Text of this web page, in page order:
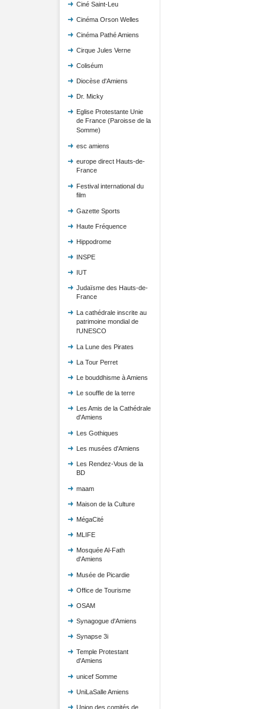
Ciné Saint-Leu
Cinéma Orson Welles
Cinéma Pathé Amiens
Cirque Jules Verne
Coliséum
Diocèse d'Amiens
Dr. Micky
Eglise Protestante Unie
de France (Paroisse de la
Somme)
esc amiens
europe direct Hauts-de-
France
Festival international du
film
Gazette Sports
Haute Fréquence
Hippodrome
INSPE
IUT
Judaïsme des Hauts-de-
France
La cathédrale inscrite au
patrimoine mondial de
l'UNESCO
La Lune des Pirates
La Tour Perret
Le bouddhisme à Amiens
Le souffle de la terre
Les Amis de la Cathédrale
d'Amiens
Les Gothiques
Les musées d'Amiens
Les Rendez-Vous de la
BD
maam
Maison de la Culture
MégaCité
MLIFE
Mosquée Al-Fath
d'Amiens
Musée de Picardie
Office de Tourisme
OSAM
Synagogue d'Amiens
Synapse 3i
Temple Protestant
d'Amiens
unicef Somme
UniLaSalle Amiens
Union des comités de